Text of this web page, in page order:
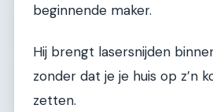
beginnende maker.
Hij brengt lasersnijden
zonder dat je je huis op z’n
zetten.